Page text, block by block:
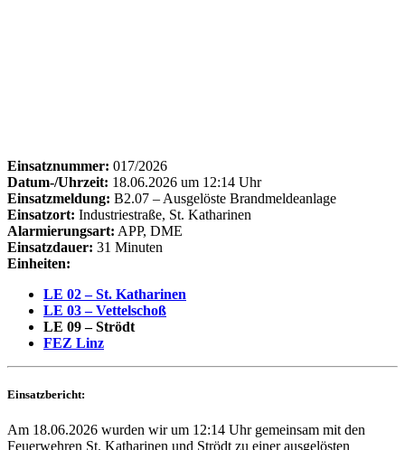
Einsatznummer: 017/2026
Datum-/Uhrzeit: 18.06.2026 um 12:14 Uhr
Einsatzmeldung: B2.07 – Ausgelöste Brandmeldeanlage
Einsatzort: Industriestraße, St. Katharinen
Alarmierungsart: APP, DME
Einsatzdauer: 31 Minuten
Einheiten:
LE 02 – St. Katharinen
LE 03 – Vettelschoß
LE 09 – Strödt
FEZ Linz
Einsatzbericht:
Am 18.06.2026 wurden wir um 12:14 Uhr gemeinsam mit den
Feuerwehren St. Katharinen und Strödt zu einer ausgelösten